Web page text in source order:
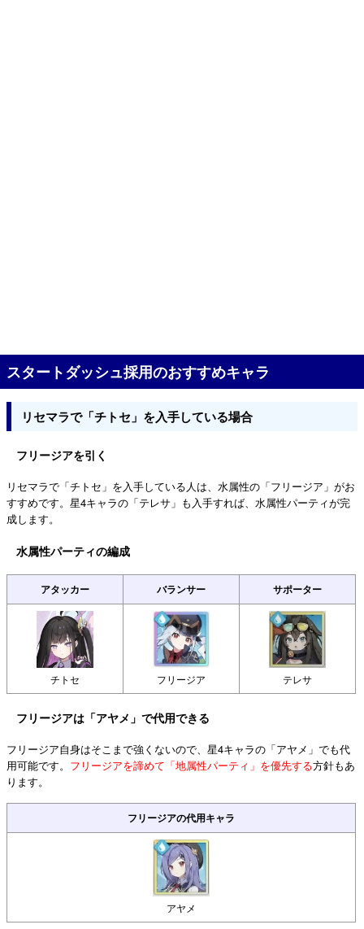
スタートダッシュ採用のおすすめキャラ
リセマラで「チトセ」を入手している場合
フリージアを引く
リセマラで「チトセ」を入手している人は、水属性の「フリージア」がお
すすめです。星4キャラの「テレサ」も入手すれば、水属性パーティが完
成します。
水属性パーティの編成
アタッカー バランサー サポーター
チトセ フリージア テレサ
フリージアは「アヤメ」で代用できる
フリージア自身はそこまで強くないので、星4キャラの「アヤメ」でも代
用可能です。 フリージアを諦めて「地属性パーティ」を優先する方針もあ
ります。
フリージアの代用キャラ
アヤメ